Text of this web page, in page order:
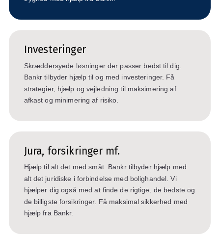
Investeringer
Skræddersyede løsninger der passer bedst til dig.
Bankr tilbyder hjælp til og med investeringer. Få
strategier, hjælp og vejledning til maksimering af
afkast og minimering af risiko.
Jura, forsikringer mf.
Hjælp til alt det med småt. Bankr tilbyder hjælp med
alt det juridiske i forbindelse med bolighandel. Vi
hjælper dig også med at finde de rigtige, de bedste og
de billigste forsikringer. Få maksimal sikkerhed med
hjælp fra Bankr.